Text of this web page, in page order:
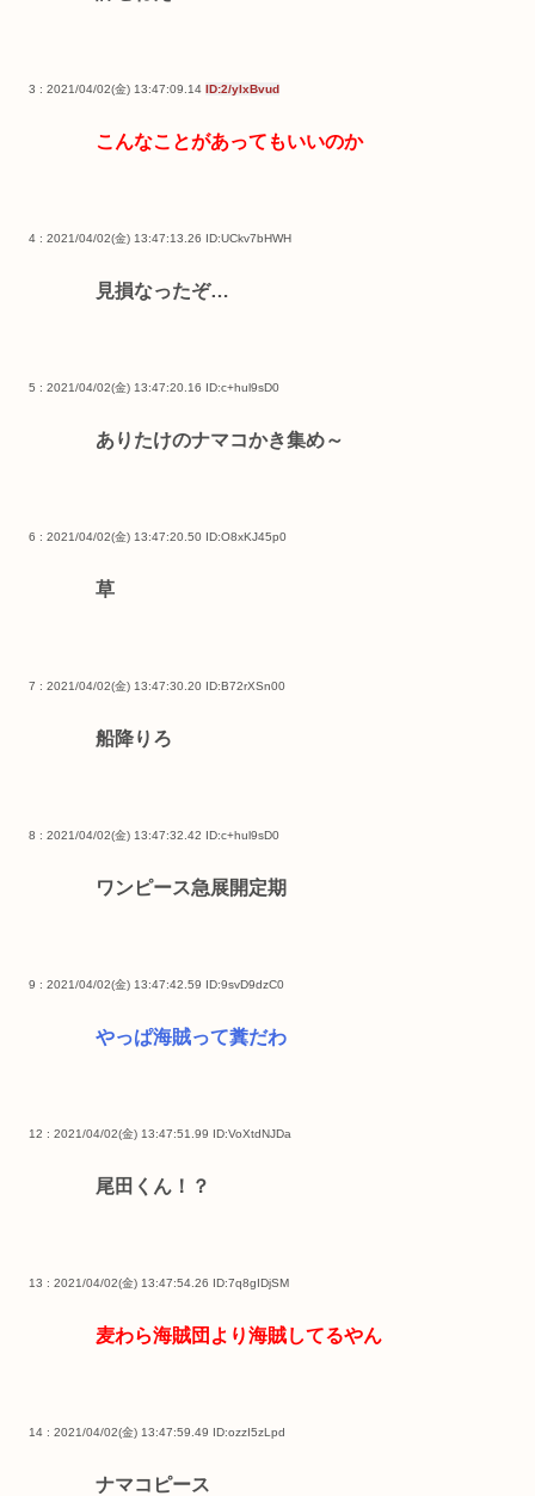
3 : 2021/04/02(金) 13:47:09.14 ID:2/yIxBvud
こんなことがあってもいいのか
4 : 2021/04/02(金) 13:47:13.26 ID:UCkv7bHWH
見損なったぞ…
5 : 2021/04/02(金) 13:47:20.16 ID:c+hul9sD0
ありたけのナマコかき集め～
6 : 2021/04/02(金) 13:47:20.50 ID:O8xKJ45p0
草
7 : 2021/04/02(金) 13:47:30.20 ID:B72rXSn00
船降りろ
8 : 2021/04/02(金) 13:47:32.42 ID:c+hul9sD0
ワンピース急展開定期
9 : 2021/04/02(金) 13:47:42.59 ID:9svD9dzC0
やっぱ海賊って糞だわ
12 : 2021/04/02(金) 13:47:51.99 ID:VoXtdNJDa
尾田くん！？
13 : 2021/04/02(金) 13:47:54.26 ID:7q8gIDjSM
麦わら海賊団より海賊してるやん
14 : 2021/04/02(金) 13:47:59.49 ID:ozzI5zLpd
ナマコピース